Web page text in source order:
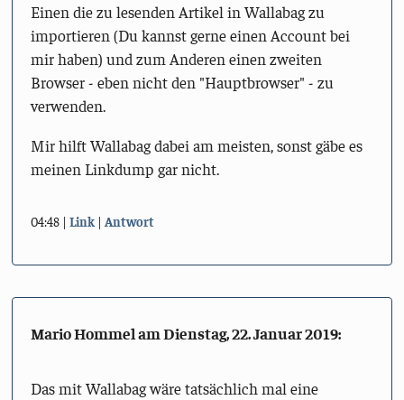
Einen die zu lesenden Artikel in Wallabag zu
importieren (Du kannst gerne einen Account bei
mir haben) und zum Anderen einen zweiten
Browser - eben nicht den "Hauptbrowser" - zu
verwenden.
Mir hilft Wallabag dabei am meisten, sonst gäbe es
meinen Linkdump gar nicht.
04:48 Link Antwort
Mario Hommel amDienstag, 22. Januar 2019:
Das mit Wallabag wäre tatsächlich mal eine